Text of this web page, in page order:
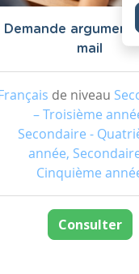
Demande
mail
de niveau
– Troisième
Secondaire -
année,
Cinquième
Consulter